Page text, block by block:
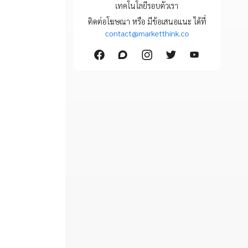
เทคโนโลยีรอบตัวเรา
ติดต่อโฆษณา หรือ มีข้อเสนอแนะ ได้ที่
contact@marketthink.co